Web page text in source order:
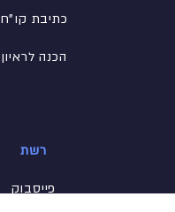
כתיבת קו"ח
הכנה לראיון
רשת
פייסבוק